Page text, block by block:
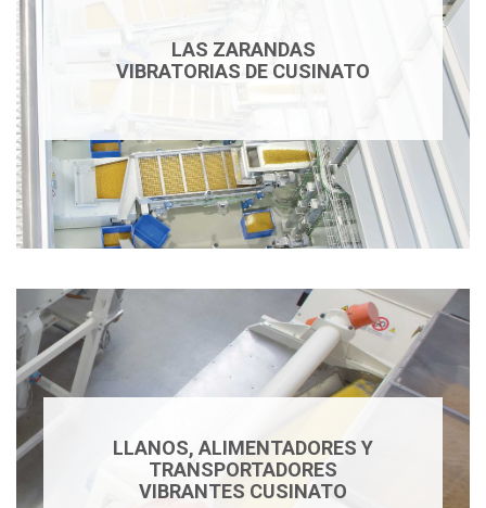
LAS ZARANDAS
VIBRATORIAS DE CUSINATO
LLANOS, ALIMENTADORES Y
TRANSPORTADORES
VIBRANTES CUSINATO